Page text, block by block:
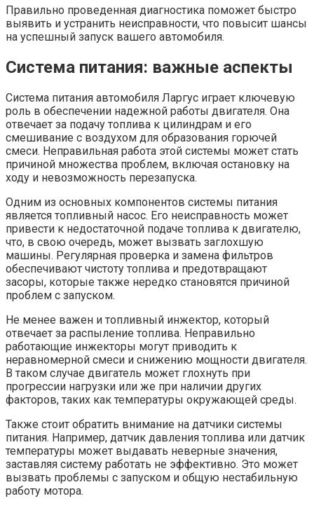
Правильно проведенная диагностика поможет быстро
выявить и устранить неисправности, что повысит шансы
на успешный запуск вашего автомобиля.
Система питания: важные аспекты
Система питания автомобиля Ларгус играет ключевую
роль в обеспечении надежной работы двигателя. Она
отвечает за подачу топлива к цилиндрам и его
смешивание с воздухом для образования горючей
смеси. Неправильная работа этой системы может стать
причиной множества проблем, включая остановку на
ходу и невозможность перезапуска.
Одним из основных компонентов системы питания
является топливный насос. Его неисправность может
привести к недостаточной подаче топлива к двигателю,
что, в свою очередь, может вызвать заглохшую
машины. Регулярная проверка и замена фильтров
обеспечивают чистоту топлива и предотвращают
засоры, которые также нередко становятся причиной
проблем с запуском.
Не менее важен и топливный инжектор, который
отвечает за распыление топлива. Неправильно
работающие инжекторы могут приводить к
неравномерной смеси и снижению мощности двигателя.
В таком случае двигатель может глохнуть при
прогрессии нагрузки или же при наличии других
факторов, таких как температуры окружающей среды.
Также стоит обратить внимание на датчики системы
питания. Например, датчик давления топлива или датчик
температуры может выдавать неверные значения,
заставляя систему работать не эффективно. Это может
вызвать проблемы с запуском и общую нестабильную
работу мотора.